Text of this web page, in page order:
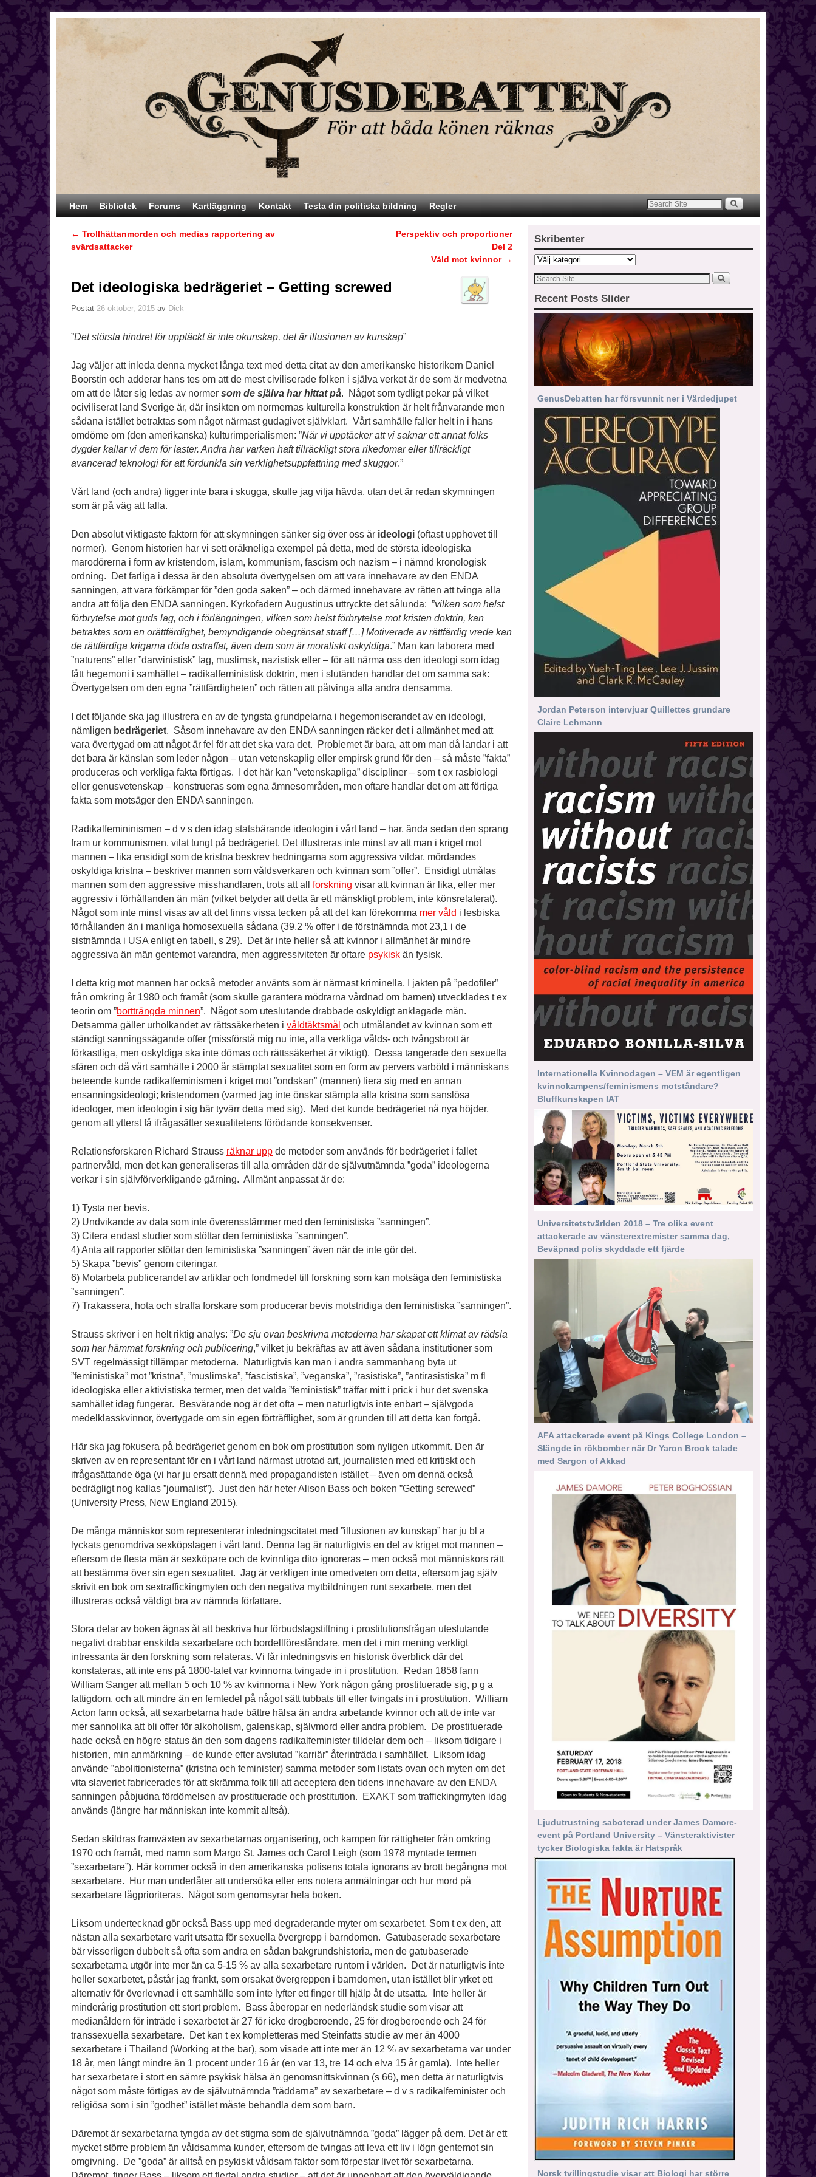
Hoppa till huvudinnehåll
Hoppa till sekundärt innehåll
Hem Bibliotek Forums Kartläggning Kontakt Testa din politiska bildning Regler
Inläggsnavigering
← Trollhättanmorden och medias rapportering av
svärdsattacker
Perspektiv och proportioner
Del 2
Våld mot kvinnor →
Det ideologiska bedrägeriet – Getting screwed
Postat 26 oktober, 2015 av Dick
”Det största hindret för upptäckt är inte okunskap, det är illusionen av kunskap”
Jag väljer att inleda denna mycket långa text med detta citat av den amerikanske historikern Daniel
Boorstin och adderar hans tes om att de mest civiliserade folken i själva verket är de som är medvetna
om att de låter sig ledas av normer som de själva har hittat på. Något som tydligt pekar på vilket
ociviliserat land Sverige är, där insikten om normernas kulturella konstruktion är helt frånvarande men
sådana istället betraktas som något närmast gudagivet självklart. Vårt samhälle faller helt in i hans
omdöme om (den amerikanska) kulturimperialismen: ”När vi upptäcker att vi saknar ett annat folks
dygder kallar vi dem för laster. Andra har varken haft tillräckligt stora rikedomar eller tillräckligt
avancerad teknologi för att fördunkla sin verklighetsuppfattning med skuggor.”
Vårt land (och andra) ligger inte bara i skugga, skulle jag vilja hävda, utan det är redan skymningen
som är på väg att falla.
Den absolut viktigaste faktorn för att skymningen sänker sig över oss är ideologi (oftast upphovet till
normer). Genom historien har vi sett oräkneliga exempel på detta, med de största ideologiska
marodörerna i form av kristendom, islam, kommunism, fascism och nazism – i nämnd kronologisk
ordning. Det farliga i dessa är den absoluta övertygelsen om att vara innehavare av den ENDA
sanningen, att vara förkämpar för ”den goda saken” – och därmed innehavare av rätten att tvinga alla
andra att följa den ENDA sanningen. Kyrkofadern Augustinus uttryckte det sålunda: ”vilken som helst
förbrytelse mot guds lag, och i förlängningen, vilken som helst förbrytelse mot kristen doktrin, kan
betraktas som en orättfärdighet, bemyndigande obegränsat straff […] Motiverade av rättfärdig vrede kan
de rättfärdiga krigarna döda ostraffat, även dem som är moraliskt oskyldiga.” Man kan laborera med
”naturens” eller ”darwinistisk” lag, muslimsk, nazistisk eller – för att närma oss den ideologi som idag
fått hegemoni i samhället – radikalfeministisk doktrin, men i slutänden handlar det om samma sak:
Övertygelsen om den egna ”rättfärdigheten” och rätten att påtvinga alla andra densamma.
I det följande ska jag illustrera en av de tyngsta grundpelarna i hegemoniserandet av en ideologi,
nämligen bedrägeriet. Såsom innehavare av den ENDA sanningen räcker det i allmänhet med att
vara övertygad om att något är fel för att det ska vara det. Problemet är bara, att om man då landar i att
det bara är känslan som leder någon – utan vetenskaplig eller empirsk grund för den – så måste ”fakta”
produceras och verkliga fakta förtigas. I det här kan ”vetenskapliga” discipliner – som t ex rasbiologi
eller genusvetenskap – konstrueras som egna ämnesområden, men oftare handlar det om att förtiga
fakta som motsäger den ENDA sanningen.
Radikalfemininismen – d v s den idag statsbärande ideologin i vårt land – har, ända sedan den sprang
fram ur kommunismen, vilat tungt på bedrägeriet. Det illustreras inte minst av att man i kriget mot
mannen – lika ensidigt som de kristna beskrev hedningarna som aggressiva vildar, mördandes
oskyldiga kristna – beskriver mannen som våldsverkaren och kvinnan som ”offer”. Ensidigt utmålas
mannen som den aggressive misshandlaren, trots att all forskning visar att kvinnan är lika, eller mer
aggressiv i förhållanden än män (vilket betyder att detta är ett mänskligt problem, inte könsrelaterat).
Något som inte minst visas av att det finns vissa tecken på att det kan förekomma mer våld i lesbiska
förhållanden än i manliga homosexuella sådana (39,2 % offer i de förstnämnda mot 23,1 i de
sistnämnda i USA enligt en tabell, s 29). Det är inte heller så att kvinnor i allmänhet är mindre
aggressiva än män gentemot varandra, men aggressiviteten är oftare psykisk än fysisk.
I detta krig mot mannen har också metoder använts som är närmast kriminella. I jakten på ”pedofiler”
från omkring år 1980 och framåt (som skulle garantera mödrarna vårdnad om barnen) utvecklades t ex
teorin om ”bortträngda minnen”. Något som uteslutande drabbade oskyldigt anklagade män.
Detsamma gäller urholkandet av rättssäkerheten i våldtäktsmål och utmålandet av kvinnan som ett
ständigt sanningssägande offer (missförstå mig nu inte, alla verkliga vålds- och tvångsbrott är
förkastliga, men oskyldiga ska inte dömas och rättssäkerhet är viktigt). Dessa tangerade den sexuella
sfären och då vårt samhälle i 2000 år stämplat sexualitet som en form av pervers varböld i människans
beteende kunde radikalfeminismen i kriget mot ”ondskan” (mannen) liera sig med en annan
ensanningsideologi; kristendomen (varmed jag inte önskar stämpla alla kristna som sanslösa
ideologer, men ideologin i sig bär tyvärr detta med sig). Med det kunde bedrägeriet nå nya höjder,
genom att ytterst få ifrågasätter sexualitetens förödande konsekvenser.
Relationsforskaren Richard Strauss räknar upp de metoder som används för bedrägeriet i fallet
partnervåld, men det kan generaliseras till alla områden där de självutnämnda ”goda” ideologerna
verkar i sin självförverkligande gärning. Allmänt anpassat är de:
1) Tysta ner bevis.
2) Undvikande av data som inte överensstämmer med den feministiska ”sanningen”.
3) Citera endast studier som stöttar den feministiska ”sanningen”.
4) Anta att rapporter stöttar den feministiska ”sanningen” även när de inte gör det.
5) Skapa ”bevis” genom citeringar.
6) Motarbeta publicerandet av artiklar och fondmedel till forskning som kan motsäga den feministiska
”sanningen”.
7) Trakassera, hota och straffa forskare som producerar bevis motstridiga den feministiska ”sanningen”.
Strauss skriver i en helt riktig analys: ”De sju ovan beskrivna metoderna har skapat ett klimat av rädsla
som har hämmat forskning och publicering,” vilket ju bekräftas av att även sådana institutioner som
SVT regelmässigt tillämpar metoderna. Naturligtvis kan man i andra sammanhang byta ut
”feministiska” mot ”kristna”, ”muslimska”, ”fascistiska”, ”veganska”, ”rasistiska”, ”antirasistiska” m fl
ideologiska eller aktivistiska termer, men det valda ”feministisk” träffar mitt i prick i hur det svenska
samhället idag fungerar. Besvärande nog är det ofta – men naturligtvis inte enbart – självgoda
medelklasskvinnor, övertygade om sin egen förträfflighet, som är grunden till att detta kan fortgå.
Här ska jag fokusera på bedrägeriet genom en bok om prostitution som nyligen utkommit. Den är
skriven av en representant för en i vårt land närmast utrotad art, journalisten med ett kritiskt och
ifrågasättande öga (vi har ju ersatt dennä med propagandisten istället – även om dennä också
bedrägligt nog kallas ”journalist”). Just den här heter Alison Bass och boken ”Getting screwed”
(University Press, New England 2015).
De många människor som representerar inledningscitatet med ”illusionen av kunskap” har ju bl a
lyckats genomdriva sexköpslagen i vårt land. Denna lag är naturligtvis en del av kriget mot mannen –
eftersom de flesta män är sexköpare och de kvinnliga dito ignoreras – men också mot människors rätt
att bestämma över sin egen sexualitet. Jag är verkligen inte omedveten om detta, eftersom jag själv
skrivit en bok om sextraffickingmyten och den negativa mytbildningen runt sexarbete, men det
illustreras också väldigt bra av nämnda författare.
Stora delar av boken ägnas åt att beskriva hur förbudslagstiftning i prostitutionsfrågan uteslutande
negativt drabbar enskilda sexarbetare och bordellföreståndare, men det i min mening verkligt
intressanta är den forskning som relateras. Vi får inledningsvis en historisk överblick där det
konstateras, att inte ens på 1800-talet var kvinnorna tvingade in i prostitution. Redan 1858 fann
William Sanger att mellan 5 och 10 % av kvinnorna i New York någon gång prostituerade sig, p g a
fattigdom, och att mindre än en femtedel på något sätt tubbats till eller tvingats in i prostitution. William
Acton fann också, att sexarbetarna hade bättre hälsa än andra arbetande kvinnor och att de inte var
mer sannolika att bli offer för alkoholism, galenskap, självmord eller andra problem. De prostituerade
hade också en högre status än den som dagens radikalfeminister tilldelar dem och – liksom tidigare i
historien, min anmärkning – de kunde efter avslutad ”karriär” återinträda i samhället. Liksom idag
använde ”abolitionisterna” (kristna och feminister) samma metoder som listats ovan och myten om det
vita slaveriet fabricerades för att skrämma folk till att acceptera den tidens innehavare av den ENDA
sanningen påbjudna fördömelsen av prostituerade och prostitution. EXAKT som traffickingmyten idag
används (längre har människan inte kommit alltså).
Sedan skildras framväxten av sexarbetarnas organisering, och kampen för rättigheter från omkring
1970 och framåt, med namn som Margo St. James och Carol Leigh (som 1978 myntade termen
”sexarbetare”). Här kommer också in den amerikanska polisens totala ignorans av brott begångna mot
sexarbetare. Hur man underlåter att undersöka eller ens notera anmälningar och hur mord på
sexarbetare lågprioriteras. Något som genomsyrar hela boken.
Liksom undertecknad gör också Bass upp med degraderande myter om sexarbetet. Som t ex den, att
nästan alla sexarbetare varit utsatta för sexuella övergrepp i barndomen. Gatubaserade sexarbetare
bär visserligen dubbelt så ofta som andra en sådan bakgrundshistoria, men de gatubaserade
sexarbetarna utgör inte mer än ca 5-15 % av alla sexarbetare runtom i världen. Det är naturligtvis inte
heller sexarbetet, påstår jag frankt, som orsakat övergreppen i barndomen, utan istället blir yrket ett
alternativ för överlevnad i ett samhälle som inte lyfter ett finger till hjälp åt de utsatta. Inte heller är
minderårig prostitution ett stort problem. Bass åberopar en nederländsk studie som visar att
medianåldern för inträde i sexarbetet är 27 för icke drogberoende, 25 för drogberoende och 24 för
transsexuella sexarbetare. Det kan t ex kompletteras med Steinfatts studie av mer än 4000
sexarbetare i Thailand (Working at the bar), som visade att inte mer än 12 % av sexarbetarna var under
18 år, men långt mindre än 1 procent under 16 år (en var 13, tre 14 och elva 15 år gamla). Inte heller
har sexarbetare i stort en sämre psykisk hälsa än genomsnittskvinnan (s 66), men detta är naturligtvis
något som måste förtigas av de självutnämnda ”räddarna” av sexarbetare – d v s radikalfeminister och
religiösa som i sin ”godhet” istället måste behandla dem som barn.
Däremot är sexarbetarna tyngda av det stigma som de självutnämnda ”goda” lägger på dem. Det är ett
mycket större problem än våldsamma kunder, eftersom de tvingas att leva ett liv i lögn gentemot sin
omgivning. De ”goda” är alltså en psykiskt våldsam faktor som förpestar livet för sexarbetarna.
Skribenter
Recent Posts Slider
GenusDebatten har försvunnit ner i Värdedjupet
Jordan Peterson intervjuar Quillettes grundare
Claire Lehmann
Internationella Kvinnodagen – VEM är egentligen
kvinnokampens/feminismens motståndare?
Bluffkunskapen IAT
Universitetstvärlden 2018 – Tre olika event
attackerade av vänsterextremister samma dag,
Beväpnad polis skyddade ett fjärde
AFA attackerade event på Kings College London –
Slängde in rökbomber när Dr Yaron Brook talade
med Sargon of Akkad
Ljudutrustning saboterad under James Damore-
event på Portland University – Vänsteraktivister
tycker Biologiska fakta är Hatspråk
Norsk tvillingstudie visar att Biologi har större